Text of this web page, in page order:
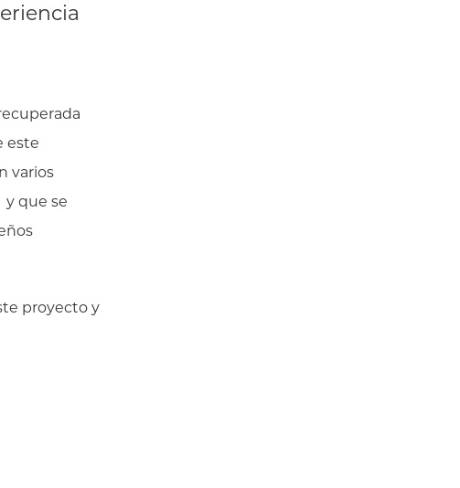
este
varios
y que se
proyecto y